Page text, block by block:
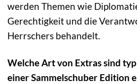
werden Themen wie
Gerechtigkeit und die
Herrschers behandelt.
Welche Art von Extras sind
einer Sammelschuber Edition